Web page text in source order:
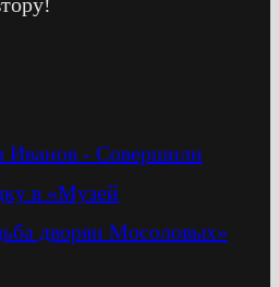
Иванов - Cовершили
в «Музей
дворян Мосоловых»